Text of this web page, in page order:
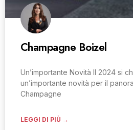
Champagne Boizel
Un’importante Novità Il 2024 si
un’importante novità per il
Champagne
LEGGI DI PIÙ →